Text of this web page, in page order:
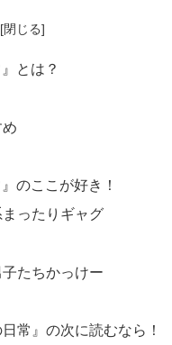
とは？
のここが好き！
ったりギャグ
たちかっけー
常』の次に読むなら！